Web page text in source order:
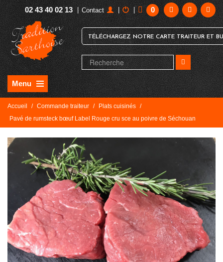
02 43 40 02 13 | Contact | | 0
TÉLÉCHARGEZ NOTRE CARTE TRAITEUR ET
Menu
Accueil / Commande traiteur / Plats cuisinés /
Pavé de rumsteck bœuf Label Rouge cru sce au poivre de Séchouan